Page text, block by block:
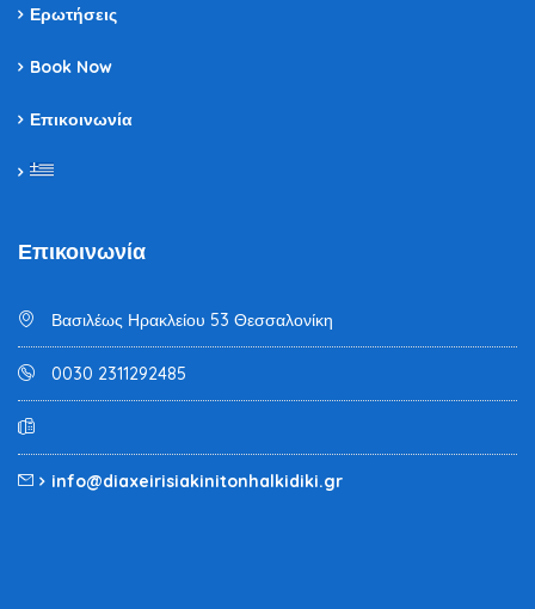
Ερωτήσεις
Book Now
Επικοινωνία
Επικοινωνία
Βασιλέως Ηρακλείου 53 Θεσσαλονίκη
0030 2311292485
info@diaxeirisiakinitonhalkidiki.gr